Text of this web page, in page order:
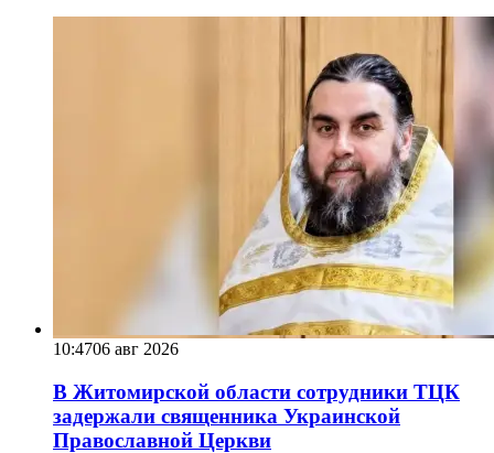
10:4706 авг 2026
В Житомирской области сотрудники ТЦК
задержали священника Украинской
Православной Церкви